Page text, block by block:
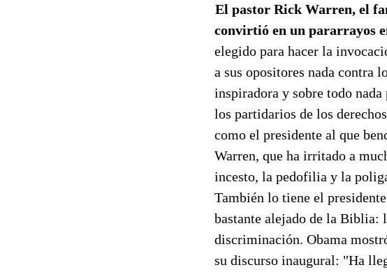
El pastor Rick Warren, el
convirtió en un pararrayos
elegido para hacer la
a sus opositores nada contra
inspiradora y sobre todo
los partidarios de los
como el presidente al que
Warren, que ha irritado a
incesto, la pedofilia y la
También lo tiene el
bastante alejado de la Biblia:
discriminación. Obama
su discurso inaugural: "Ha